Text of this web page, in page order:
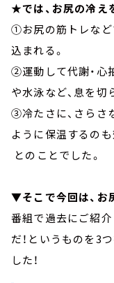
★では、お尻の冷え
①お尻の筋トレなど
込まれる。
②運動して代謝・心
や水泳など、息を切
③冷たさに、さらさ
ように保温するのも
とのことでした。
▼そこで今回は、お
番組で過去にご紹
だ！というものを3
した！